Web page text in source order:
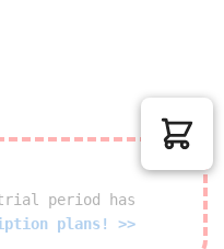
period has
plans! >>